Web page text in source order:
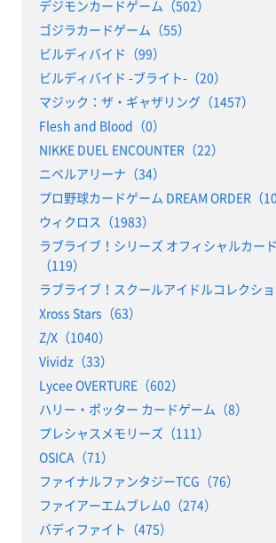
デジモンカードゲーム（502）
ゴジラカードゲーム（55）
ビルディバイド（99）
ビルディバイド -ブライト-（20）
マジック：ザ・ギャザリング（1457）
Flesh and Blood（0）
NIKKE DUEL ENCOUNTER（22）
ニベルアリーナ（34）
プロ野球カードゲーム DREAM ORDER（
ウィクロス（1983）
ラブライブ！シリーズ オフィシャルカー
（119）
ラブライブ！スクールアイドルコレクショ
Xross Stars（63）
Z/X（1040）
Vividz（33）
Lycee OVERTURE（602）
ハリー・ポッター カードゲーム（8）
プレシャスメモリーズ（111）
OSICA（71）
ファイナルファンタジーTCG（76）
ファイアーエムブレム0（274）
バディファイト（475）